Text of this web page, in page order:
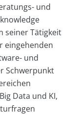
und
seiner Tätigkeit
eingehenden
und
Schwerpunkt
Data und KI,